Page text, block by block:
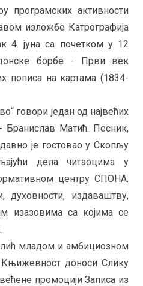
програмских активности
изложбе Катрографија
4. јуна са почетком у 12
борбе - Први век
пописа на картама (1834-
говори један од највећих
Бранислав Матић. Песник,
је гостовао у Скопљу
дела читаоцима у
центру СПОНА.
издаваштву,
изазовима са којима се
младом и амбициозном
доноси Слику
промоцији Записа из